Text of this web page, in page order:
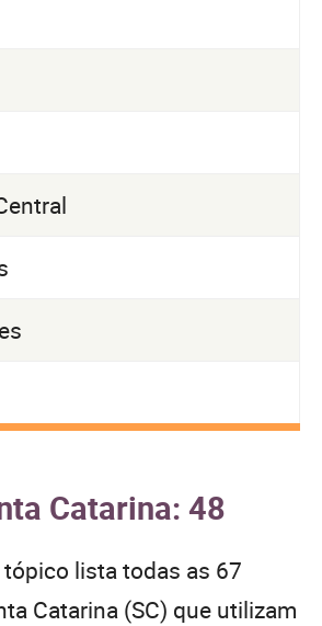
Catarina: 48
lista todas as 67
Catarina (SC) que utilizam